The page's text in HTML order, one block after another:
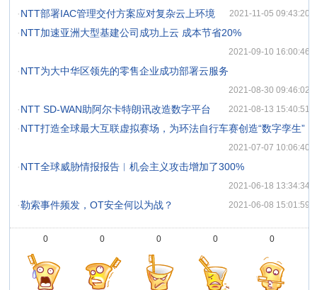
·NTT部署IAC管理交付方案应对复杂云上环境 2021-11-05 09:43:20
·NTT加速亚洲大型基建公司成功上云 成本节省20%
2021-09-10 16:00:46
·NTT为大中华区领先的零售企业成功部署云服务
2021-08-30 09:46:02
·NTT SD-WAN助阿尔卡特朗讯改造数字平台 2021-08-13 15:40:51
·NTT打造全球最大互联虚拟赛场，为环法自行车赛创造“数字孪生”
2021-07-07 10:06:40
·NTT全球威胁情报报告︱机会主义攻击增加了300%
2021-06-18 13:34:34
·勒索事件频发，OT安全何以为战？ 2021-06-08 15:01:59
0 0 0 0 0